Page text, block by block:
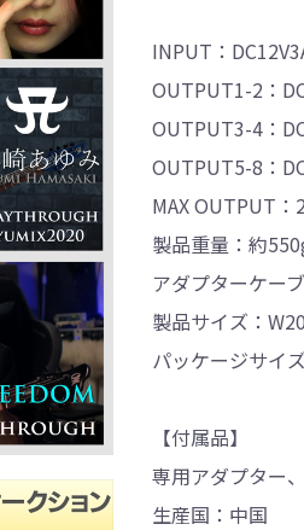
INPUT：
OUTPUT1-2：
OUTPUT3-4：
OUTPUT5-8：
MAX OUTPUT：
製品重量：約
アダプターケー
製品サイズ：
パッケージサイ
【付属品】
専用アダプター
生産国：中国